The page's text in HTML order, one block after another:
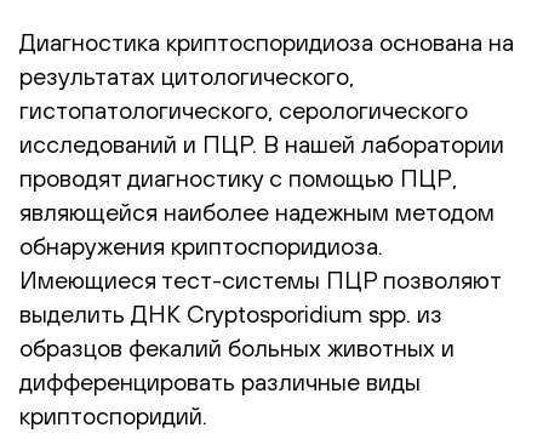
Диагностика криптоспоридиоза основана на
результатах цитологического,
гистопатологического, серологического
исследований и ПЦР. В нашей лаборатории
проводят диагностику с помощью ПЦР,
являющейся наиболее надежным методом
обнаружения криптоспоридиоза.
Имеющиеся тест-системы ПЦР позволяют
выделить ДНК Cryptosporidium spp. из
образцов фекалий больных животных и
дифференцировать различные виды
криптоспоридий.